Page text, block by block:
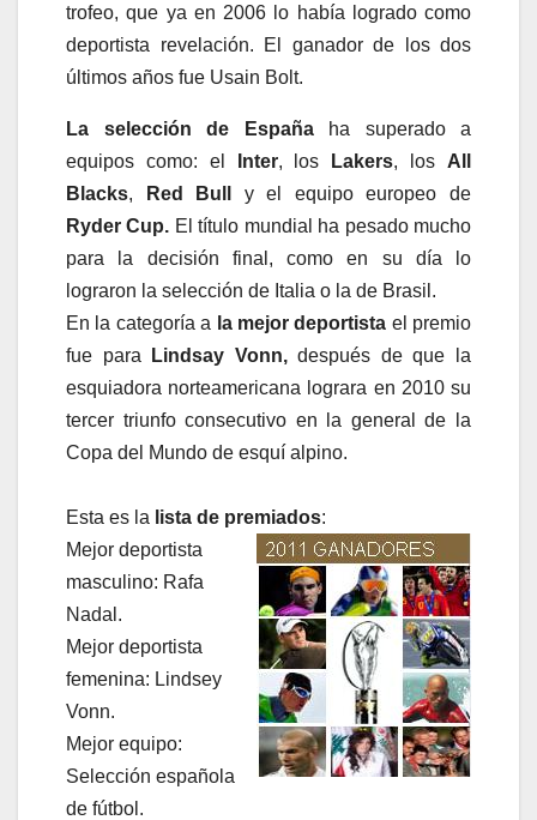
trofeo, que ya en 2006 lo había logrado como
deportista revelación. El ganador de los dos
últimos años fue Usain Bolt.
La selección de Españaha superado a
equipos como: el
Inter, los Lakers, los All
Blacks, Red Bull
y el equipo europeo de
Ryder Cup. El título mundial ha pesado mucho
para la decisión final, como en su día lo
lograron la selección de Italia o la de Brasil.
En la categoría a la mejor deportista el premio
fue para
Lindsay Vonn,después de que la
esquiadora norteamericana lograra en 2010 su
tercer triunfo consecutivo en la general de la
Copa del Mundo de esquí alpino.
Esta es la lista de premiados:
Mejor deportista
masculino: Rafa
Nadal.
Mejor deportista
femenina: Lindsey
Vonn.
Mejor equipo:
Selección española
de fútbol.